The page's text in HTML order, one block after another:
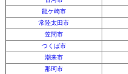
龍ケ崎市
常陸太田市
笠間市
つくば市
潮来市
那珂市